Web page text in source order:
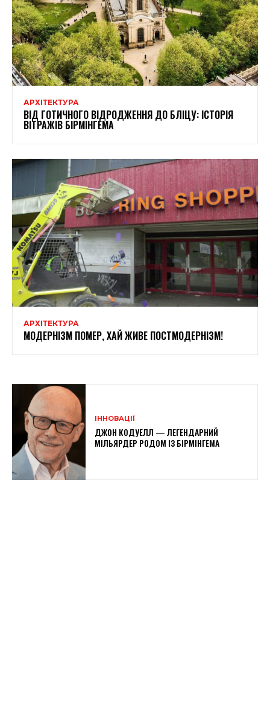
АРХІТЕКТУРА
ВІД ГОТИЧНОГО ВІДРОДЖЕННЯ ДО БЛІЦУ: ІСТОРІЯ
ВІТРАЖІВ БІРМІНГЕМА
АРХІТЕКТУРА
МОДЕРНІЗМ ПОМЕР, ХАЙ ЖИВЕ ПОСТМОДЕРНІЗМ!
ІННОВАЦІЇ
ДЖОН КОДУЕЛЛ — ЛЕГЕНДАРНИЙ
МІЛЬЯРДЕР РОДОМ ІЗ БІРМІНГЕМА